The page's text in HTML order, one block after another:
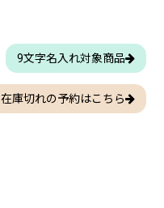
9文字名入れ対象商品
在庫切れの予約はこちら